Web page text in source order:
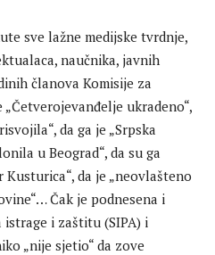
sve lažne medijske tvrdnje,
naučnika, javnih
članova Komisije za
ukradeno“,
da ga je „Srpska
u Beograd“, da su ga
da je „neovlašteno
Čak je podnesena i
i zaštitu (SIPA) i
„nije sjetio“ da zove